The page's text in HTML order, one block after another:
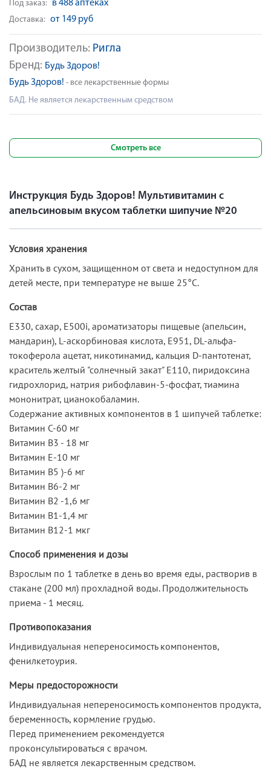
Производитель: Ригла
Бренд: Будь Здоров!
Будь Здоров! - все лекарственные формы
БАД. Не является лекарственным средством
Под заказ: в 488 аптеках
Доставка: от 149 руб
Смотреть все
Инструкция Будь Здоров! Мультивитамин с
апельсиновым вкусом таблетки шипучие №20
Условия хранения
Хранить в сухом, защищенном от света и недоступном для
детей месте, при температуре не выше 25°С.
Состав
Е330, сахар, Е500i, ароматизаторы пищевые (апельсин,
мандарин), L-аскорбиновая кислота, Е951, DL-альфа-
токоферола ацетат, никотинамид, кальция D-пантотенат,
краситель желтый "солнечный закат" Е110, пиридоксина
гидрохлорид, натрия рибофлавин-5-фосфат, тиамина
мононитрат, цианокобаламин.
Содержание активных компонентов в 1 шипучей таблетке:
Витамин С-60 мг
Витамин B3 - 18 мг
Витамин E-10 мг
Витамин В5 )-6 мг
Витамин B6-2 мг
Витамин B2 -1,6 мг
Витамин B1-1,4 мг
Витамин B12-1 мкг
Способ применения и дозы
Взрослым по 1 таблетке в день во время еды, растворив в
стакане (200 мл) прохладной воды. Продолжительность
приема - 1 месяц.
Противопоказания
Индивидуальная непереносимость компонентов,
фенилкетоурия.
Меры предосторожности
Индивидуальная непереносимость компонентов продукта,
беременность, кормление грудью.
Перед применением рекомендуется
проконсультироваться с врачом.
БАД не является лекарственным средством.